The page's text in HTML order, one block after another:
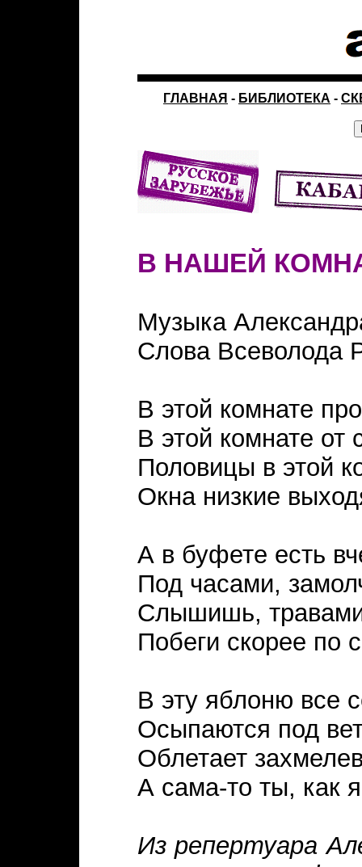
ГЛАВНАЯ - БИБЛИОТЕКА -
В НАШЕЙ
Музыка
Слова Всеволода
В этой комнате
В этой комнате от
Половицы в этой
Окна низкие
А в буфете есть
Под часами,
Слышишь,
Побеги скорее по
В эту яблоню все
Осыпаются под
Облетает
А сама-то ты, как
Из репертуара